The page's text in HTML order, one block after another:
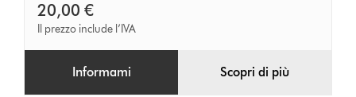
20,00 €
Il prezzo include l’IVA
Informami Scopri di più